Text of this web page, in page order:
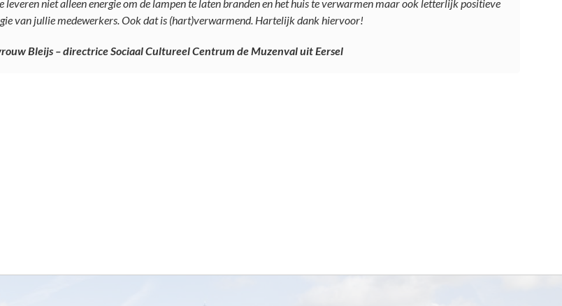
leveren niet alleen energie om de lampen te laten branden en het huis te verwarmen maar ook letterlijk positieve
van jullie medewerkers. Ook dat is (hart)verwarmend. Hartelijk dank hiervoor!
Bleijs – directrice Sociaal Cultureel Centrum de Muzenval uit Eersel